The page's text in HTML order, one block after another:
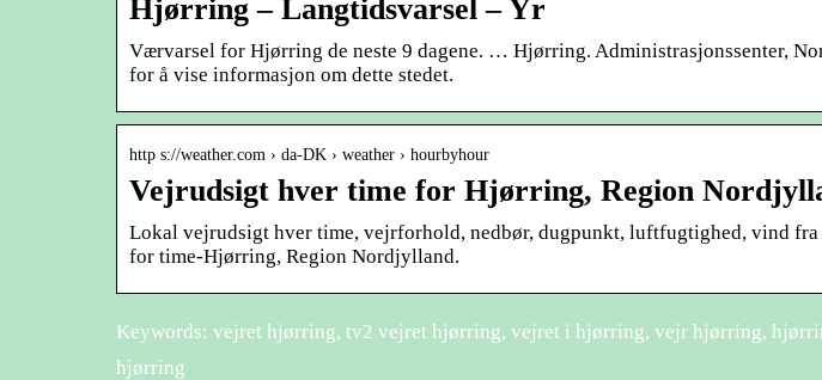
Hjørring – Langtidsvarsel – Yr
Værvarsel for Hjørring de neste 9 dagene. … Hjørring. Administrasjonssenter,
for å vise informasjon om dette stedet.
http s://weather.com › da-DK › weather › hourbyhour
Vejrudsigt hver time for Hjørring, Region
Lokal vejrudsigt hver time, vejrforhold, nedbør, dugpunkt, luftfugtighed, vind
for time-Hjørring, Region Nordjylland.
Keywords: vejret hjørring, tv2 vejret hjørring, vejret i hjørring, vejr hjørring,
hjørring